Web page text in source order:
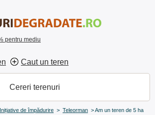
pentru mediu
Caut un teren
Cereri terenuri
Inițiative de împădurire > Teleorman >Am un teren de 5 ha